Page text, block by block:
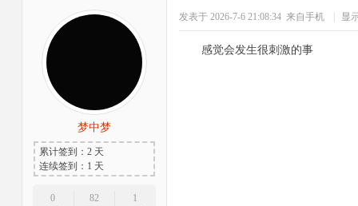
梦中梦
累计签到：2 天
连续签到：1 天
0
82
1
发表于 2026-7-6 21:08:34 来自手机 显
感觉会发生很刺激的事